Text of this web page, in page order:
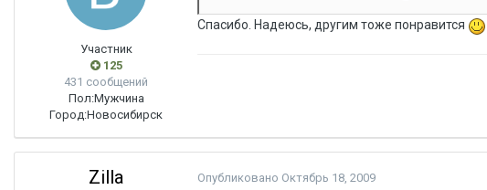
Участник
125
431 сообщений
Пол:Мужчина
Город:Новосибирск
Спасибо. Надеюсь, другим тоже понравится
Zilla Опубликовано Октябрь 18, 2009